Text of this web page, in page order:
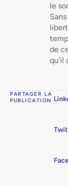
le
de
qu’il
PARTAGER LA
PUBLICATION